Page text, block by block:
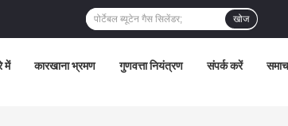
खोज
में कारखाना भ्रमण गुणवत्ता नियंत्रण संपर्क करें